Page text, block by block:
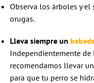
Observa los árboles y
orugas.
Lleva siempre un
Independientemente de
recomendamos llevar
para que tu perro se